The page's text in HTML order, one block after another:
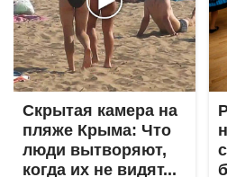
Скрытая камера на
пляже Крыма: Что
люди вытворяют,
когда их не видят...